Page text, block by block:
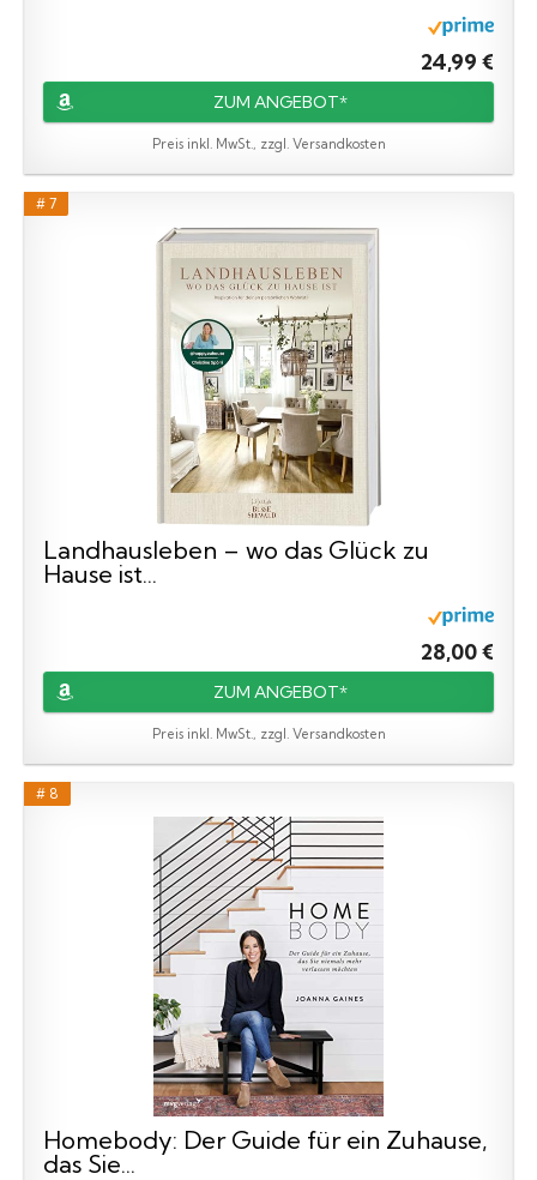
24,99 €
ZUM ANGEBOT*
Preis inkl. MwSt., zzgl. Versandkosten
# 7
Landhausleben – wo das Glück zu
Hause ist...
28,00 €
ZUM ANGEBOT*
Preis inkl. MwSt., zzgl. Versandkosten
# 8
Homebody: Der Guide für ein Zuhause,
das Sie...